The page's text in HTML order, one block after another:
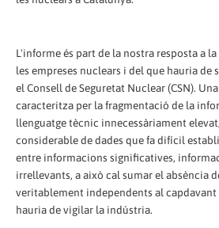
L'informe és part de la nostra resposta a
les empreses nuclears i del que hauria de
el Consell de Seguretat Nuclear (CSN).
caracteritza per la fragmentació de la
llenguatge tècnic innecessàriament
considerable de dades que fa difícil
entre informacions significatives,
irrellevants, a això cal sumar el absència
veritablement independents al capdavant
hauria de vigilar la indústria.